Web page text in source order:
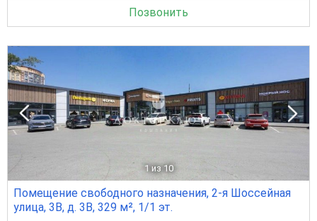
Позвонить
1 из 10
Помещение свободного назначения, 2-я Шоссейная
улица, 3В, д. 3В, 329 м², 1/1 эт.